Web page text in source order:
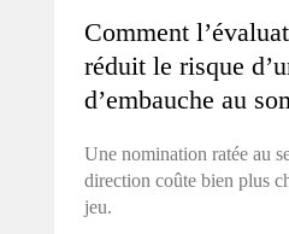
Comment
réduit le risque
d’embauche au
Une nomination ratée au
direction coûte bien plus
jeu.